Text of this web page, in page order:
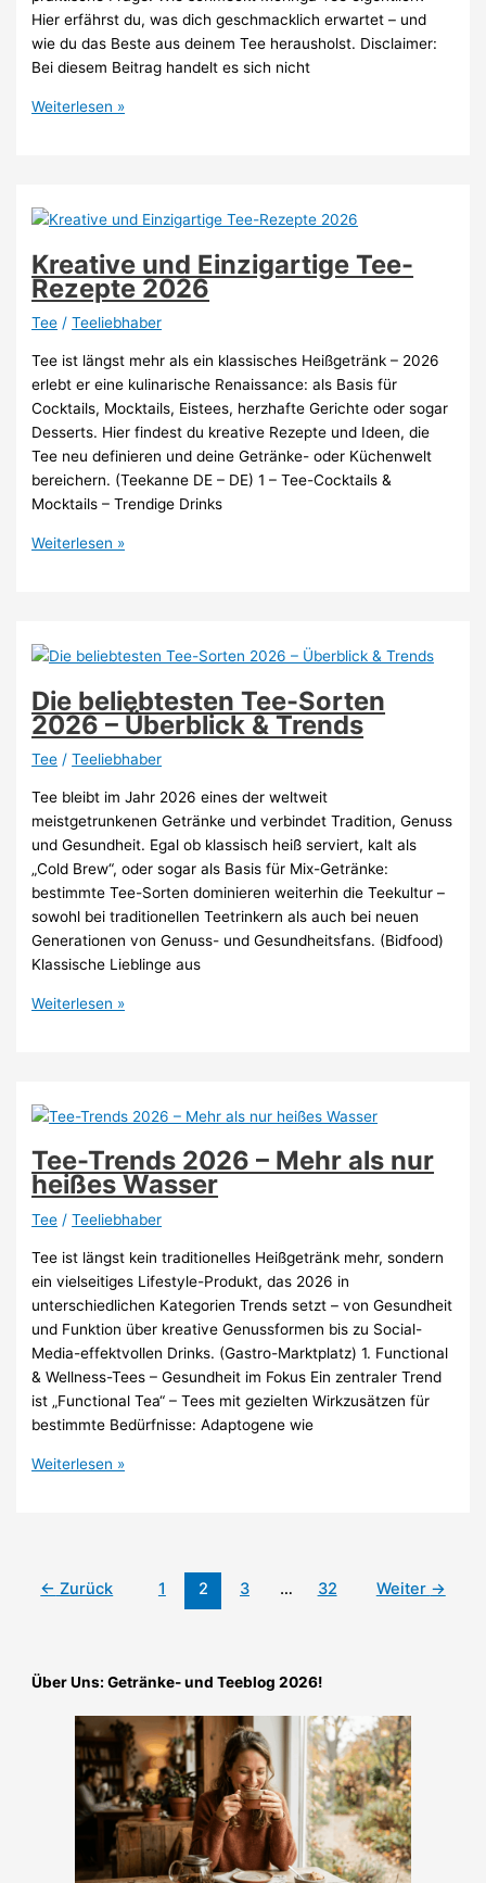
Hier erfährst du, was dich geschmacklich erwartet – und
wie du das Beste aus deinem Tee herausholst. Disclaimer:
Bei diesem Beitrag handelt es sich nicht
Moringa
schmeckt
wirklich?
Weiterlesen »
Kreative und Einzigartige Tee-
Rezepte 2026
Tee /Teeliebhaber
Tee ist längst mehr als ein klassisches Heißgetränk – 2026
erlebt er eine kulinarische Renaissance: als Basis für
Cocktails, Mocktails, Eistees, herzhafte Gerichte oder sogar
Desserts. Hier findest du kreative Rezepte und Ideen, die
Tee neu definieren und deine Getränke- oder Küchenwelt
bereichern. (Teekanne DE – DE) 1 – Tee-Cocktails &
Mocktails – Trendige Drinks
Kreative
2026
Weiterlesen »
Die beliebtesten Tee-Sorten
2026 – Überblick & Trends
Tee /Teeliebhaber
Tee bleibt im Jahr 2026 eines der weltweit
meistgetrunkenen Getränke und verbindet Tradition, Genuss
und Gesundheit. Egal ob klassisch heiß serviert, kalt als
„Cold Brew“, oder sogar als Basis für Mix-Getränke:
bestimmte Tee-Sorten dominieren weiterhin die Teekultur –
sowohl bei traditionellen Teetrinkern als auch bei neuen
Generationen von Genuss- und Gesundheitsfans. (Bidfood)
Klassische Lieblinge aus
Die
–
&
Trends
Weiterlesen »
Tee-Trends 2026 – Mehr als nur
heißes Wasser
Tee /Teeliebhaber
Tee ist längst kein traditionelles Heißgetränk mehr, sondern
ein vielseitiges Lifestyle-Produkt, das 2026 in
unterschiedlichen Kategorien Trends setzt – von Gesundheit
und Funktion über kreative Genussformen bis zu Social-
Media-effektvollen Drinks. (Gastro-Marktplatz) 1. Functional
& Wellness-Tees – Gesundheit im Fokus Ein zentraler Trend
ist „Functional Tea“ – Tees mit gezielten Wirkzusätzen für
bestimmte Bedürfnisse: Adaptogene wie
Tee-
als
Weiterlesen »
← Zurück 1 2 3 … 32 Weiter →
Über Uns: Getränke- und Teeblog 2026!